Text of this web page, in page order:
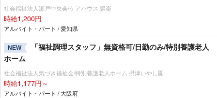
社会福祉法人瀬戸中央会/ケアハウス 聚楽
時給1,200円
アルバイト・パート / 愛知県
NEW
「福祉調理スタッフ」無資格可/日勤のみ/特別養護老人
ホーム
社会福祉法人気づき福祉会/特別養護老人ホーム 摂津いやし園
時給1,177円～
アルバイト・パート / 大阪府